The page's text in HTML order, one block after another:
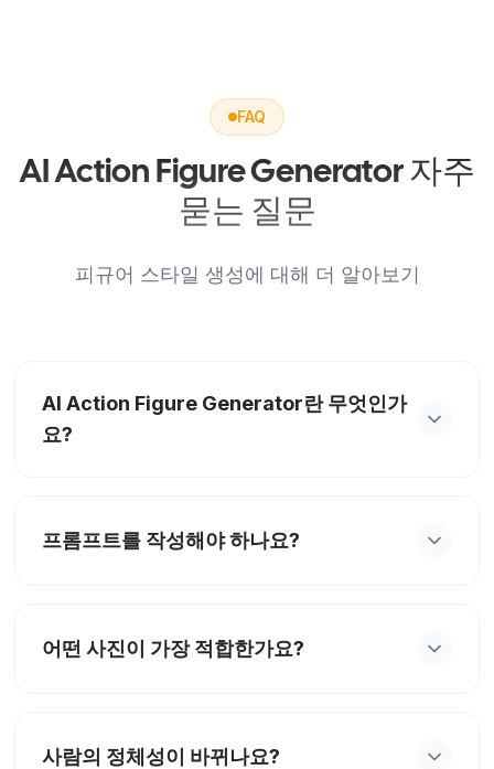
FAQ
AI Action Figure Generator 자주
묻는 질문
피규어 스타일 생성에 대해 더 알아보기
AI Action Figure Generator란 무엇인가
요?
능한 특징을 유지하는 재미있는 image-to-image 도
프롬프트를 작성해야 하나요?
맞는 전용 낶부 프롬프트를 사용합니다.
어떤 사진이 가장 적합한가요?
터, 여러 사람이 있는 사진은 피하세요.
사람의 정체성이 바뀌나요?